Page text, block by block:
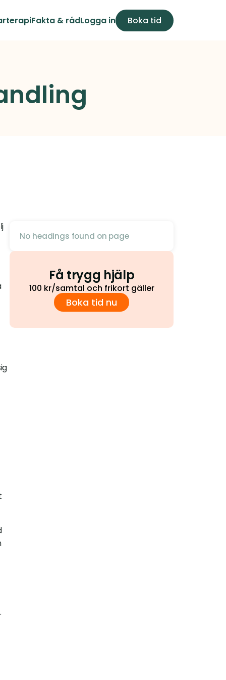
Fakta & rådLogga in Boka tid
No headings found on page
Få trygg hjälp
100 kr/samtal och frikort gäller
Boka tid nu